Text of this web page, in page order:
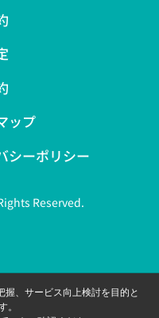
ップ
シーポリシー
Reserved.
、サービス向上検討を目的と
。